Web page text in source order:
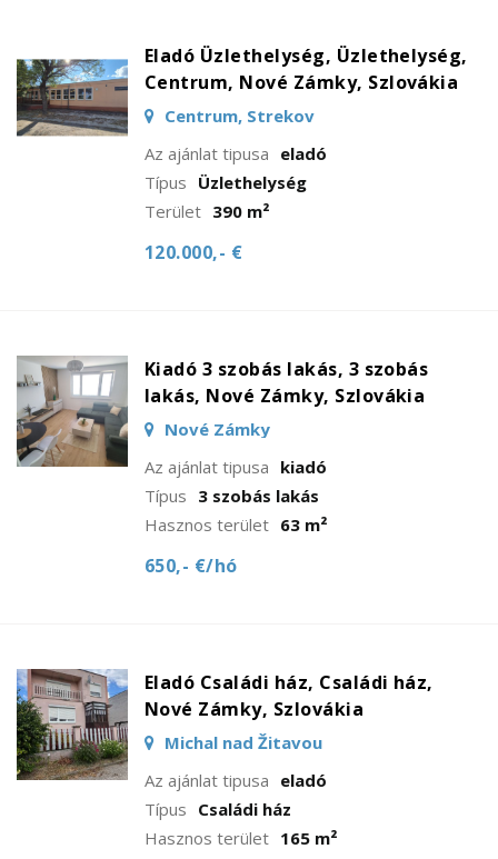
Eladó Üzlethelység, Üzlethelység,
Centrum, Nové Zámky, Szlovákia
Centrum, Strekov
Az ajánlat tipusa eladó
Típus Üzlethelység
Terület 390 m²
120.000,- €
Kiadó 3 szobás lakás, 3 szobás
lakás, Nové Zámky, Szlovákia
Nové Zámky
Az ajánlat tipusa kiadó
Típus 3 szobás lakás
Hasznos terület 63 m²
650,- €/hó
Eladó Családi ház, Családi ház,
Nové Zámky, Szlovákia
Michal nad Žitavou
Az ajánlat tipusa eladó
Típus Családi ház
Hasznos terület 165 m²